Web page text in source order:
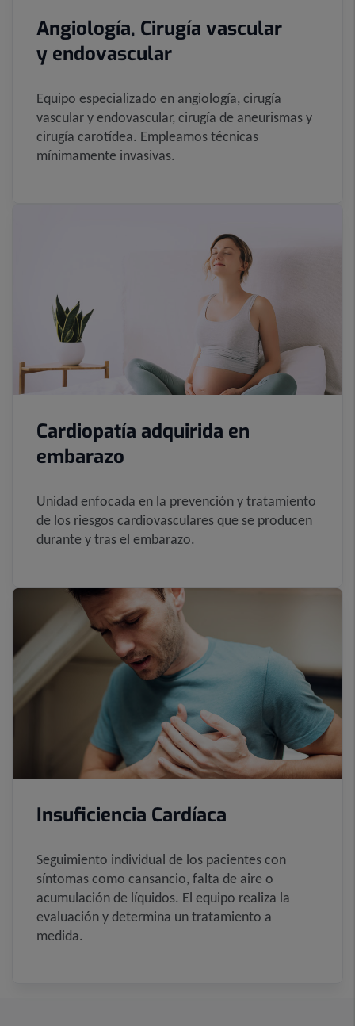
Angiología, Cirugía vascular
y endovascular
Equipo especializado en angiología, cirugía
vascular y endovascular, cirugía de aneurismas y
cirugía carotídea. Empleamos técnicas
mínimamente invasivas.
Cardiopatía adquirida en
embarazo
Unidad enfocada en la prevención y tratamiento
de los riesgos cardiovasculares que se producen
durante y tras el embarazo.
Insuficiencia Cardíaca
Seguimiento individual de los pacientes con
síntomas como cansancio, falta de aire o
acumulación de líquidos. El equipo realiza la
evaluación y determina un tratamiento a
medida.